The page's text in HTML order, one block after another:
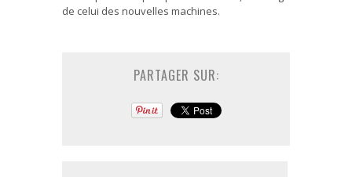
de celui des nouvelles machines.
PARTAGER SUR: